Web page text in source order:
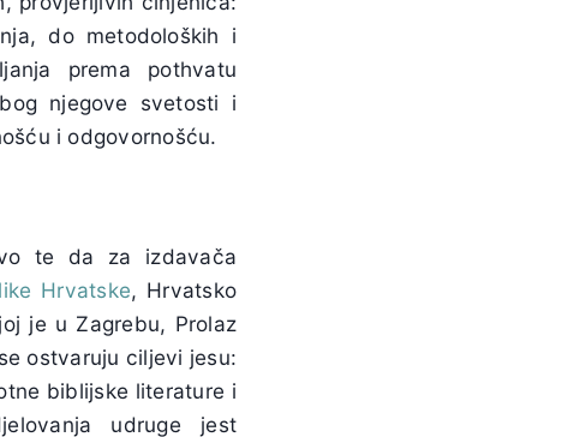
do metodoloških i
prema pothvatu
njegove svetosti i
i odgovornošću.
te da za izdavača
Hrvatske, Hrvatsko
je u Zagrebu, Prolaz
ostvaruju ciljevi jesu:
biblijske literature i
udruge jest